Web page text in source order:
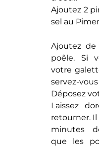
Ajoutez 2
sel au
Ajoutez de
poêle. Si
votre
servez-
Déposez
Laissez
retourner.
minutes
que les